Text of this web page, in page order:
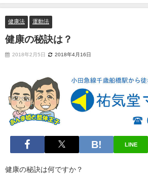
健康法 運動法
健康の秘訣は？
2018年2月5日 2018年4月16日
LINE
健康の秘訣は何ですか？